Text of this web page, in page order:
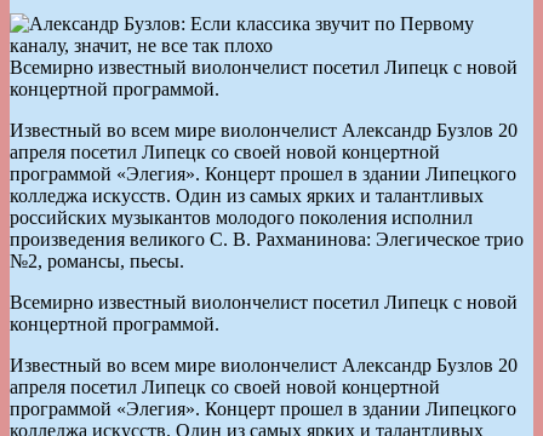
Всемирно известный виолончелист посетил Липецк с новой
концертной программой.
Известный во всем мире виолончелист Александр Бузлов 20
апреля посетил Липецк со своей новой концертной
программой «Элегия». Концерт прошел в здании Липецкого
колледжа искусств. Один из самых ярких и талантливых
российских музыкантов молодого поколения исполнил
произведения великого С. В. Рахманинова: Элегическое трио
№2, романсы, пьесы.
Всемирно известный виолончелист посетил Липецк с новой
концертной программой.
Известный во всем мире виолончелист Александр Бузлов 20
апреля посетил Липецк со своей новой концертной
программой «Элегия». Концерт прошел в здании Липецкого
колледжа искусств. Один из самых ярких и талантливых